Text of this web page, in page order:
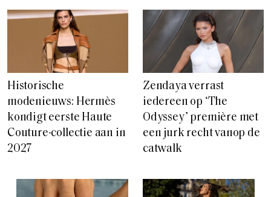
Historische
modenieuws: Hermès
kondigt eerste Haute
Couture-collectie aan in
2027
Zendaya verrast
iedereen op ‘The
Odyssey’ première met
een jurk recht vanop de
catwalk